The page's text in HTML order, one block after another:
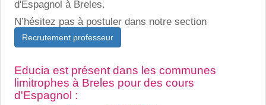
d'Espagnol à Breles.
N’hésitez pas à postuler dans notre section
Recrutement professeur
Educia est présent dans les communes
limitrophes à Breles pour des cours
d'Espagnol :